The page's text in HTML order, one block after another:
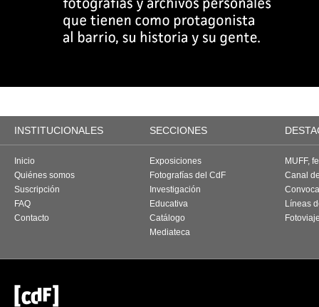
INSTITUCIONALES SECCIONES
Inicio
Quiénes somos
Suscripción
FAQ
Contacto
Exposiciones
Fotografías del CdF
Investigación
Educativa
Catálogo
Mediateca
MUFF,
Canal
Líneas